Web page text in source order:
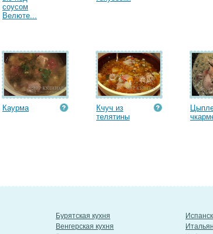
соусом
Велюте...
Каурма
Кчуч из
телятины
Бурятская кухня
Венгерская кухня